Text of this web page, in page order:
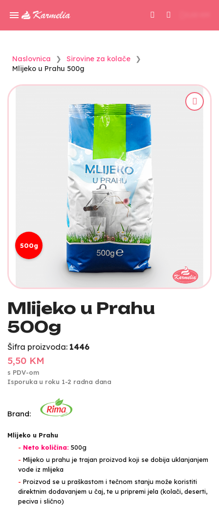
Naslovnica
Sirovine za kolače
Mlijeko u Prahu 500g
500g
Mlijeko u Prahu
500g
Šifra proizvoda: 1446
5,50 KM
s PDV-om
Isporuka u roku 1-2 radna dana
Brand:
Mlijeko u Prahu
- Neto količina: 500g
- Mlijeko u prahu je trajan proizvod koji se dobija uklanjanjem
vode iz mlijeka
- Proizvod se u praškastom i tečnom stanju može koristiti
direktnim dodavanjem u čaj, te u pripremi jela (kolači, deserti,
peciva i slično)